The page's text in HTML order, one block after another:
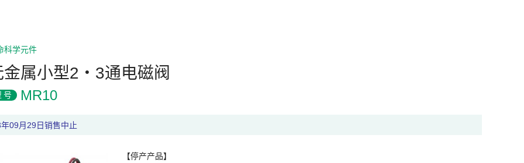
科学元件
金属小型2・3通电磁阀
号 MR10
09月29日销售中止
【停产产品】